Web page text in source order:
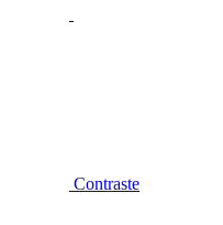
Contraste